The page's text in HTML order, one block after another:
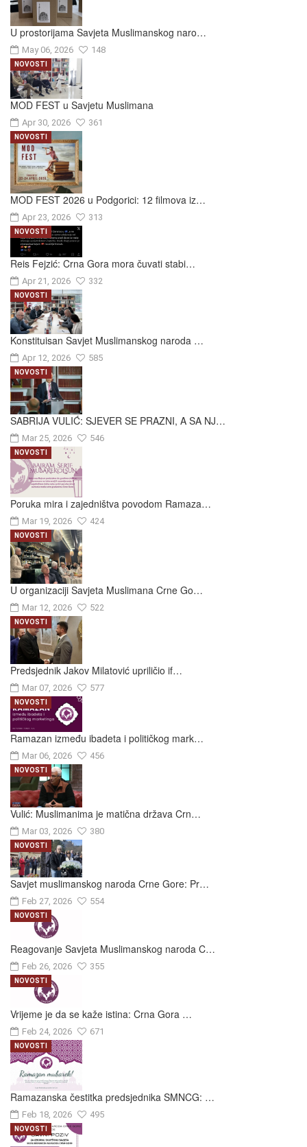
U prostorijama Savjeta Muslimanskog naro…
May 06, 2026 148
MOD FEST u Savjetu Muslimana
Apr 30, 2026 361
NOVOSTI
MOD FEST 2026 u Podgorici: 12 filmova iz…
Apr 23, 2026 313
NOVOSTI
Reis Fejzić: Crna Gora mora čuvati stabi…
Apr 21, 2026 332
NOVOSTI
Konstituisan Savjet Muslimanskog naroda …
Apr 12, 2026 585
NOVOSTI
SABRIJA VULIĆ: SJEVER SE PRAZNI, A SA NJ…
Mar 25, 2026 546
NOVOSTI
Poruka mira i zajedništva povodom Ramaza…
Mar 19, 2026 424
NOVOSTI
U organizaciji Savjeta Muslimana Crne Go…
Mar 12, 2026 522
NOVOSTI
Predsjednik Jakov Milatović upriličio if…
Mar 07, 2026 577
NOVOSTI
Ramazan između ibadeta i političkog mark…
Mar 06, 2026 456
NOVOSTI
Vulić: Muslimanima je matična država Crn…
Mar 03, 2026 380
NOVOSTI
Savjet muslimanskog naroda Crne Gore: Pr…
Feb 27, 2026 554
NOVOSTI
Reagovanje Savjeta Muslimanskog naroda C…
Feb 26, 2026 355
NOVOSTI
Vrijeme je da se kaže istina: Crna Gora …
Feb 24, 2026 671
NOVOSTI
Ramazanska čestitka predsjednika SMNCG: …
Feb 18, 2026 495
NOVOSTI
NOVOSTI